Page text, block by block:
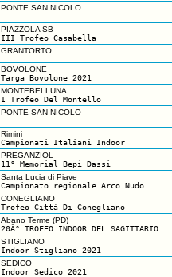
PONTE SAN NICOLO
PIAZZOLA SB
III Trofeo Casabella
GRANTORTO
BOVOLONE
Targa Bovolone 2021
MONTEBELLUNA
I Trofeo Del Montello
PONTE SAN NICOLO
Rimini
Campionati Italiani Indoor
PREGANZIOL
11° Memorial Bepi Dassi
Santa Lucia di Piave
Campionato regionale Arco Nudo
CONEGLIANO
Trofeo Città Di Conegliano
Abano Terme (PD)
20Â° TROFEO INDOOR DEL SAGITTARIO
STIGLIANO
Indoor Stigliano 2021
SEDICO
Indoor Sedico 2021